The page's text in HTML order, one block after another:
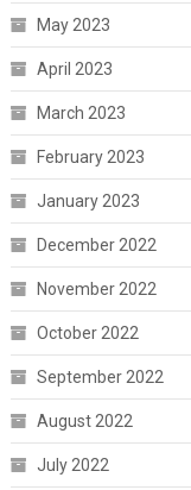
May 2023
April 2023
March 2023
February 2023
January 2023
December 2022
November 2022
October 2022
September 2022
August 2022
July 2022